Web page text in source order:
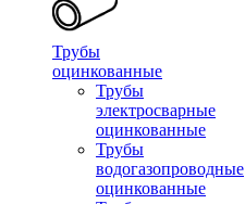
Трубы
оцинкованные
Трубы
электросварные
оцинкованные
Трубы
водогазопроводные
оцинкованные